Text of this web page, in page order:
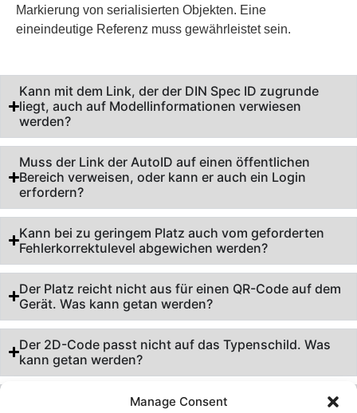
Manage Consent
Markierung von serialisierten Objekten. Eine
eineindeutige Referenz muss gewährleistet sein.
Kann mit dem Link, der der DIN Spec ID zugrunde
liegt, auch auf Modellinformationen verwiesen
werden?
Muss der Link der AutoID auf einen öffentlichen
Bereich verweisen, oder kann er auch ein Login
erfordern?
Kann bei zu geringem Platz auch vom geforderten
Fehlerkorrektulevel abgewichen werden?
Der Platz reicht nicht aus für einen QR-Code auf dem
Gerät. Was kann getan werden?
Der 2D-Code passt nicht auf das Typenschild. Was
kann getan werden?
Muss ich meine internen IDs alle auf die AutoID